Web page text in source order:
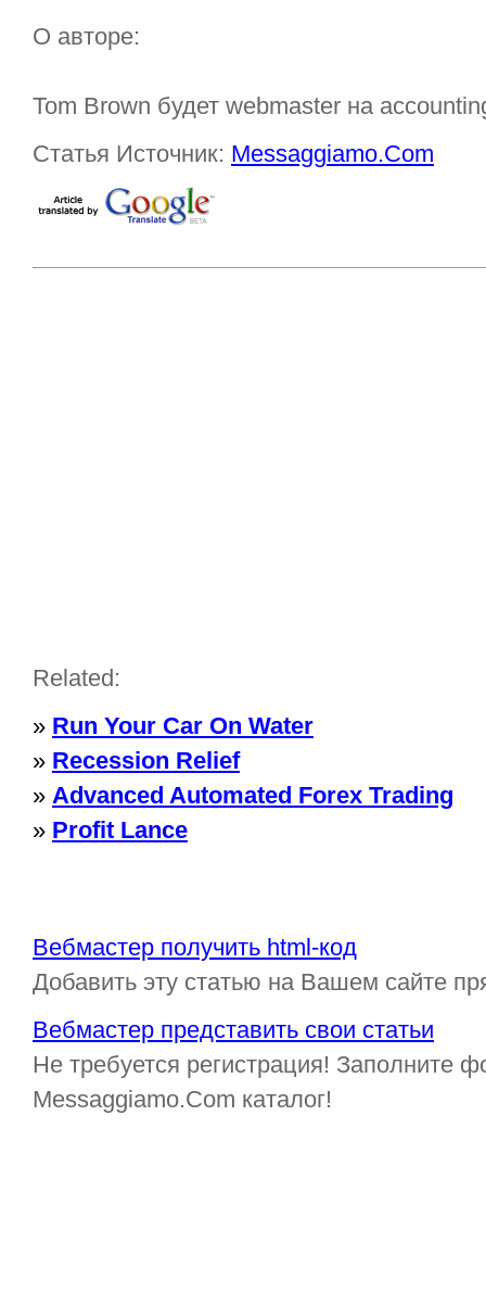
О авторе:
Tom Brown будет webmaster на
Статья Источник: Messaggiamo.Com
Related:
» Run Your Car On Water
» Recession Relief
» Advanced Automated Forex Trading
» Profit Lance
Вебмастер получить html-код
Добавить эту статью на Вашем сайте
Вебмастер представить свои статьи
Не требуется регистрация! Заполните
Messaggiamo.Com каталог!